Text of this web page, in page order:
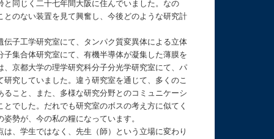
同じく二十七年間大阪に住んでいました。なの
のない装置を見て興奮し、今後どのような研究計
子工学研究室にて、タンパク質変異体による立体
集合体研究室にて、有機半導体が凝集した薄膜を
京都大学の理学研究科分子分光学研究室にて、パ
究していました。違う研究室を通じて、多くのこ
こと、また、多様な研究分野とのコミュニケーシ
でした。だれでも研究室のボスの考え方に似てく
勢が、今の私の糧になっています。
、学生ではなく、先生（師）という立場に変わり